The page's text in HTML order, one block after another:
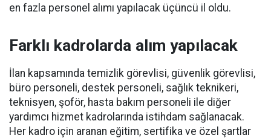
en fazla personel alımı yapılacak üçüncü il oldu.
Farklı kadrolarda alım yapılacak
İlan kapsamında temizlik görevlisi, güvenlik görevlisi,
büro personeli, destek personeli, sağlık teknikeri,
teknisyen, şoför, hasta bakım personeli ile diğer
yardımcı hizmet kadrolarında istihdam sağlanacak.
Her kadro için aranan eğitim, sertifika ve özel şartlar